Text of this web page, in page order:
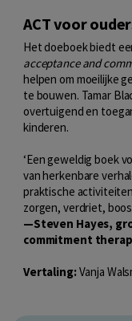
ACT voor
Het doeboek biedt
acceptance and
helpen om moeilijke
te bouwen. Tamar
overtuigend en
kinderen.
‘Een geweldig boek
van herkenbare
praktische
zorgen, verdriet,
—Steven Hayes,
commitment
Vertaling:Vanja